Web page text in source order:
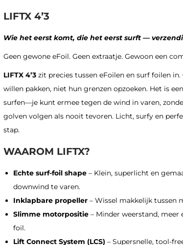
LIFTX 4’3
Wie het eerst komt, die het eerst surft —
Geen gewone eFoil. Geen extraatje. Gewoon een
LIFTX 4’3 zit precies tussen eFoilen en surf foilen
willen pakken, niet hun grenzen opzoeken. Het is
surfen—je kunt ermee tegen de wind in varen,
golven volgen als nooit tevoren. Licht, surfy en
stap.
WAAROM LIFTX?
Echte surf-foil shape – Klein, superlicht en
downwind te varen.
Inklapbare propeller – Wissel makkelijk tussen
Slimme motorpositie – Minder weerstand,
foil.
Lift Connect System (LCS) – Supersnelle, tool-